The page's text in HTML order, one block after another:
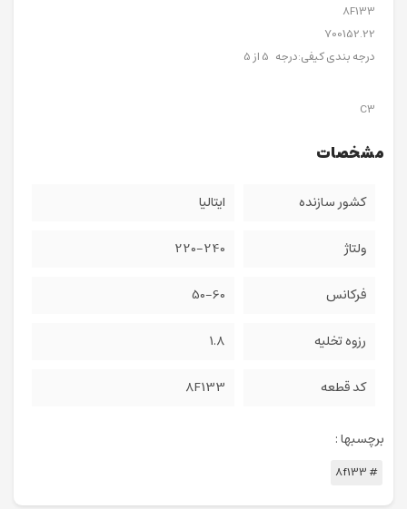
8F133
700152.22
درجه بندی کیفی:درجه 5 از 5
C3
مشخصات
کشور سازنده ایتالیا
ولتاژ 220-240
فرکانس 50-60
رزوه تخلیه 1.8
کد قطعه 8F133
برچسبها :
# 8f133